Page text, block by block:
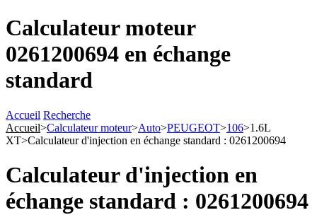
Calculateur moteur
0261200694 en échange
standard
Accueil Recherche
Accueil>Calculateur moteur>Auto>PEUGEOT>106>1.6L
XT>Calculateur d'injection en échange standard : 0261200694
Calculateur d'injection en
échange standard : 0261200694